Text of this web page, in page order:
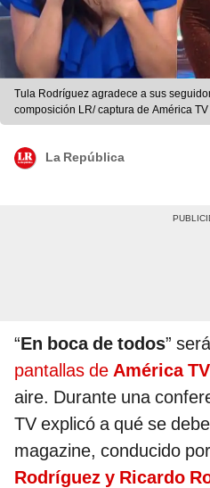
Tula Rodríguez agradece a sus
composición LR/ captura de América TV
La República
“En boca de todos”
pantallas de América TV
aire. Durante una
TV explicó a qué se
magazine, conducido por
Rodríguez y Ricardo